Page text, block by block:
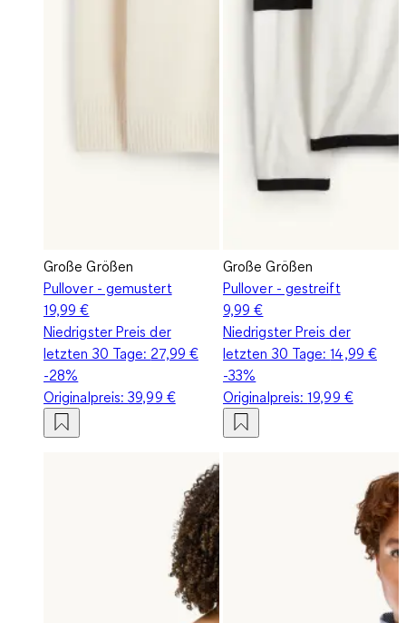
Große Größen
Pullover - gemustert
19,99 €
Niedrigster Preis der
letzten 30 Tage: 27,99 €
-28%
Originalpreis:39,99 €
Große Größen
Pullover - gestreift
9,99 €
Niedrigster Preis der
letzten 30 Tage:14,99 €
-33%
Originalpreis:19,99 €